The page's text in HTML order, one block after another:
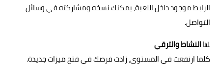
الرابط موجود داخل اللعبة، يمكنك نسخه ومشاركته في وسائل
التواصل.
📊النشاط والترقي
كلما ارتفعت في المستوى، زادت فرصك في فتح ميزات جديدة.